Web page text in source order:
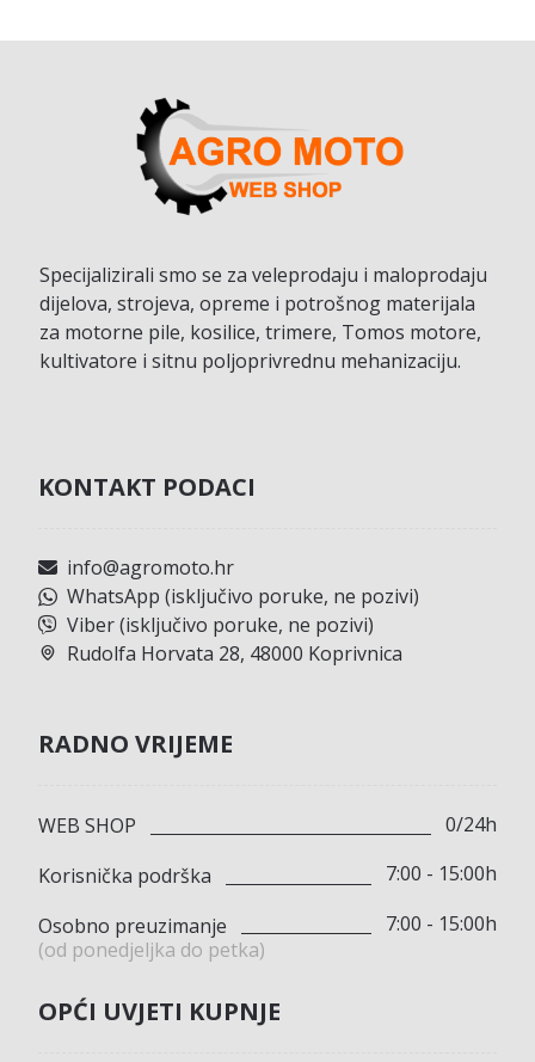
Specijalizirali smo se za veleprodaju i maloprodaju
dijelova, strojeva, opreme i potrošnog materijala
za motorne pile, kosilice, trimere, Tomos motore,
kultivatore i sitnu poljoprivrednu mehanizaciju.
KONTAKT PODACI
info@agromoto.hr
WhatsApp (isključivo poruke, ne pozivi)
Viber (isključivo poruke, ne pozivi)
Rudolfa Horvata 28, 48000 Koprivnica
RADNO VRIJEME
WEB SHOP
0/24h
Korisnička podrška
7:00 - 15:00h
Osobno preuzimanje
(od ponedjeljka do petka)
7:00 - 15:00h
OPĆI UVJETI KUPNJE